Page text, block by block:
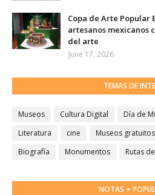
Copa de Arte Popular
artesanos mexicanos
del arte
June 17, 2026
TEMAS DE
Museos Cultura Digital Día de
Literatura
cine Museos gratuitos
Biografía
Monumentos Rutas
NOTAS +